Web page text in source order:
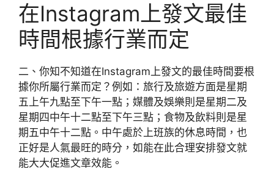
在Instagram上發文最佳
時間根據行業而定
二、你知不知道在Instagram上發文的最佳時間要根
據你所屬行業而定？例如：旅行及旅遊方面是星期
五上午九點至下午一點；媒體及娛樂則是星期二及
星期四中午十二點至下午三點；食物及飲料則是星
期五中午十二點。中午處於上班族的休息時間，也
正好是人氣最旺的時分，如能在此合理安排發文就
能大大促進文章效能。